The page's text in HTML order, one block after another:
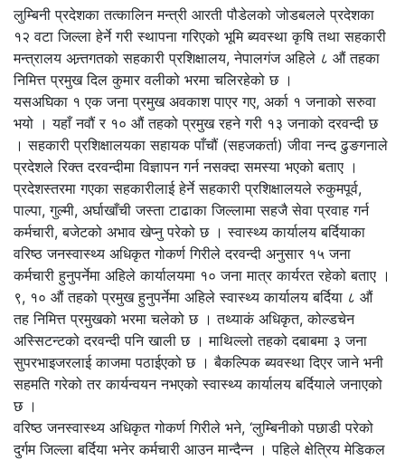
लुम्बिनी प्रदेशका तत्कालिन मन्त्री आरती पौडेलको जोडबलले प्रदेशका
१२ वटा जिल्ला हेर्ने गरी स्थापना गरिएको भूमि ब्यवस्था कृषि तथा सहकारी
मन्त्रालय अन्र्तगतको सहकारी प्रशिक्षालय, नेपालगंज अहिले ८ औं तहका
निमित्त प्रमुख दिल कुमार वलीको भरमा चलिरहेको छ ।
यसअघिका १ एक जना प्रमुख अवकाश पाएर गए, अर्का १ जनाको सरुवा
भयो । यहाँ नवौं र १० औं तहको प्रमुख रहने गरी १३ जनाको दरवन्दी छ
। सहकारी प्रशिक्षालयका सहायक पाँचौं (सहजकर्ता) जीवा नन्द ढुङगनाले
प्रदेशले रिक्त दरवन्दीमा विज्ञापन गर्न नसक्दा समस्या भएको बताए ।
प्रदेशस्तरमा गएका सहकारीलाई हेर्ने सहकारी प्रशिक्षालयले रुकुमपूर्व,
पाल्पा, गुल्मी, अर्घाखाँची जस्ता टाढाका जिल्लामा सहजै सेवा प्रवाह गर्न
कर्मचारी, बजेटको अभाव खेप्नु परेको छ । स्वास्थ्य कार्यालय बर्दियाका
वरिष्ठ जनस्वास्थ्य अधिकृत गोकर्ण गिरीले दरवन्दी अनुसार १५ जना
कर्मचारी हुनुपर्नेमा अहिले कार्यालयमा १० जना मात्र कार्यरत रहेको बताए ।
९, १० औं तहको प्रमुख हुनुपर्नेमा अहिले स्वास्थ्य कार्यालय बर्दिया ८ औं
तह निमित्त प्रमुखको भरमा चलेको छ । तथ्याकं अधिकृत, कोल्डचेन
अस्सिटन्टको दरवन्दी पनि खाली छ । माथिल्लो तहको दबाबमा ३ जना
सुपरभाइजरलाई काजमा पठाईएको छ । बैकल्पिक ब्यवस्था दिएर जाने भनी
सहमति गरेको तर कार्यन्वयन नभएको स्वास्थ्य कार्यालय बर्दियाले जनाएको
छ ।
वरिष्ठ जनस्वास्थ्य अधिकृत गोकर्ण गिरीले भने, ‘लुम्बिनीको पछाडी परेको
दुर्गम जिल्ला बर्दिया भनेर कर्मचारी आउन मान्दैन्न । पहिले क्षेत्रिय मेडिकल